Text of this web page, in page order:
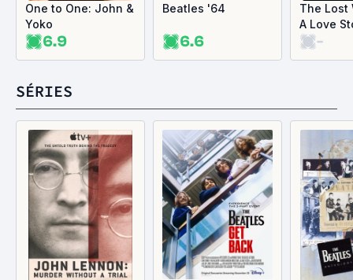
One to One: John &
Yoko
6.9
Beatles '64
6.6
The Lost
A Love
-
SÉRIES